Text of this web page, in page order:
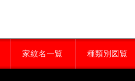
家紋名一覧 種類別図覧